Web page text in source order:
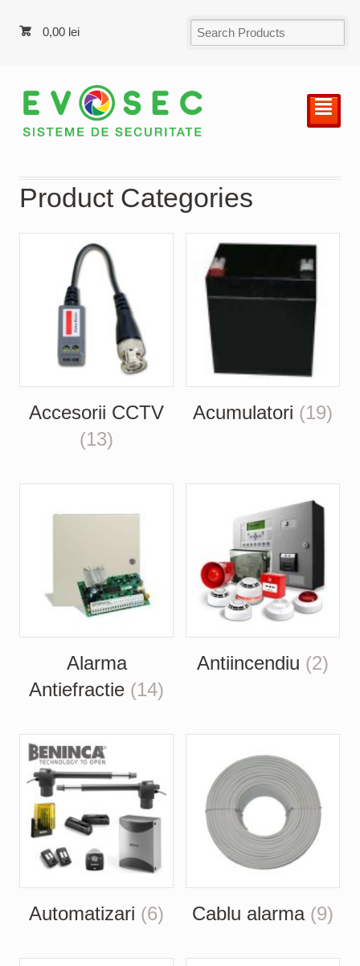
0,00 lei
²
Product Categories
Accesorii CCTV
(13)
Acumulatori (19)
Alarma
Antiefractie (14)
Antiincendiu (2)
Automatizari (6) Cablu alarma (9)